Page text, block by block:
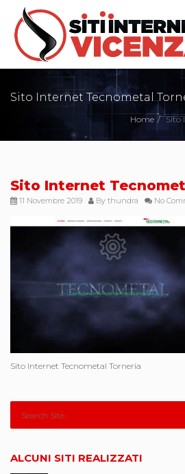
Sito Internet Tecnometal
Home Sito
Sito Internet
11 Novembre 2019 By thundra No
Sito Internet Tecnometal Torneria
ALCUNI SITI REALIZZATI